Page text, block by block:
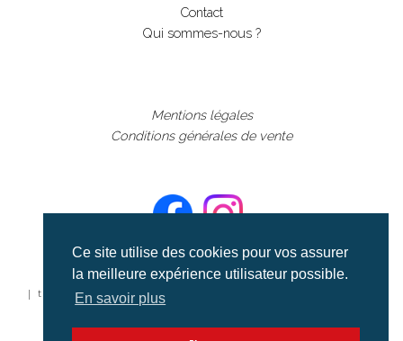
Ce site utilise des cookies pour vos assurer
la meilleure expérience utilisateur possible.
En savoir plus
Contact
Qui sommes-nous ?
Mentions légales
Conditions générales de vente
©aerialcollection marque déposée 2024
| tous droits réservés | aerialcollection.fr banque d'images
aériennes et documentaires video et cinéma |